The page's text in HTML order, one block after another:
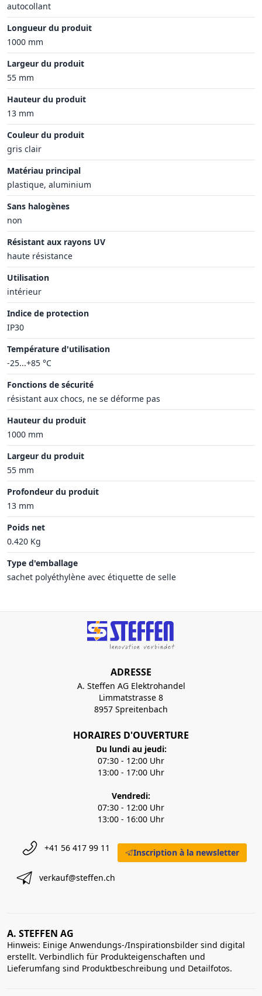
autocollant
Longueur du produit
1000 mm
Largeur du produit
55 mm
Hauteur du produit
13 mm
Couleur du produit
gris clair
Matériau principal
plastique, aluminium
Sans halogènes
non
Résistant aux rayons UV
haute résistance
Utilisation
intérieur
Indice de protection
IP30
Température d'utilisation
-25...+85 °C
Fonctions de sécurité
résistant aux chocs, ne se déforme pas
Hauteur du produit
1000 mm
Largeur du produit
55 mm
Profondeur du produit
13 mm
Poids net
0.420 Kg
Type d'emballage
sachet polyéthylène avec étiquette de selle
ADRESSE
A. Steffen AG Elektrohandel
Limmatstrasse 8
8957 Spreitenbach
HORAIRES D'OUVERTURE
Du lundi au jeudi:
07:30 - 12:00 Uhr
13:00 - 17:00 Uhr
Vendredi:
07:30 - 12:00 Uhr
13:00 - 16:00 Uhr
+41 56 417 99 11
verkauf@steffen.ch
Inscription à la newsletter
A. STEFFEN AG
Hinweis: Einige Anwendungs-/Inspirationsbilder sind digital
erstellt. Verbindlich für Produkteigenschaften und
Lieferumfang sind Produktbeschreibung und Detailfotos.